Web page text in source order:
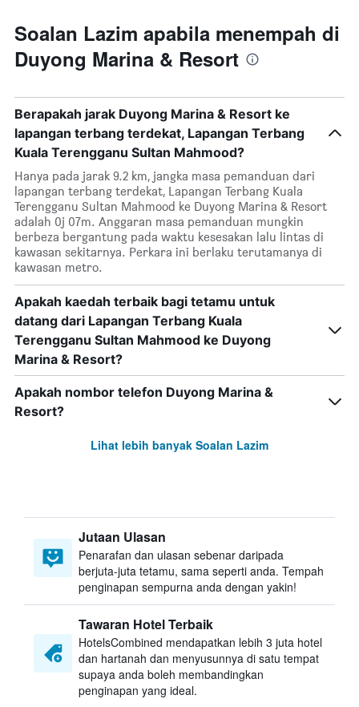
Soalan Lazim apabila menempah di
Duyong Marina & Resort
Berapakah jarak Duyong Marina & Resort ke
lapangan terbang terdekat, Lapangan Terbang
Kuala Terengganu Sultan Mahmood?
Hanya pada jarak 9.2 km, jangka masa pemanduan dari
lapangan terbang terdekat, Lapangan Terbang Kuala
Terengganu Sultan Mahmood ke Duyong Marina & Resort
adalah 0j 07m. Anggaran masa pemanduan mungkin
berbeza bergantung pada waktu kesesakan lalu lintas di
kawasan sekitarnya. Perkara ini berlaku terutamanya di
kawasan metro.
Apakah kaedah terbaik bagi tetamu untuk
datang dari Lapangan Terbang Kuala
Terengganu Sultan Mahmood ke Duyong
Marina & Resort?
Apakah nombor telefon Duyong Marina &
Resort?
Lihat lebih banyak Soalan Lazim
Jutaan Ulasan
Penarafan dan ulasan sebenar daripada
berjuta-juta tetamu, sama seperti anda. Tempah
penginapan sempurna anda dengan yakin!
Tawaran Hotel Terbaik
HotelsCombined mendapatkan lebih 3 juta hotel
dan hartanah dan menyusunnya di satu tempat
supaya anda boleh membandingkan
penginapan yang ideal.